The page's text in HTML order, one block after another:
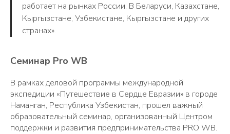
работает на рынках России. В Беларуси, Казахстане,
Кыргызстане, Узбекистане, Кыргызстане и других
странах».
Семинар Pro WB
В рамках деловой программы международной
экспедиции «Путешествие в Сердце Евразии» в городе
Наманган, Республика Узбекистан, прошел важный
образовательный семинар, организованный Центром
поддержки и развития предпринимательства PRO WB.